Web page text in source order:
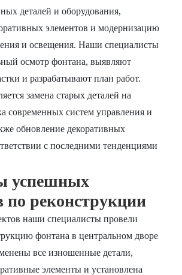
деталей и оборудования,
элементов и модернизацию
и освещения. Наши специалисты
осмотр фонтана, выявляют
и разрабатывают план работ.
замена старых деталей на
современных систем управления и
обновление декоративных
с последними тенденциями
успешных
по реконструкции
наши специалисты провели
фонтана в центральном дворе
все изношенные детали,
элементы и установлена